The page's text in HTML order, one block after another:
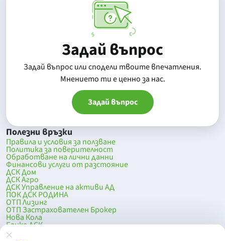
Задай въпрос
Задай въпрос или сподели твоите впечатления.
Mнението ти е ценно за нас.
Задай въпрос
Полезни връзки
Правила и условия за ползване
Политика за поверителност
Обработване на лични данни
Финансови услуги от разстояние
ДСК Дом
ДСК Агро
ДСК Управление на активи АД
ПОК ДСК РОДИНА
ОТП Лизинг
ОТП Застрахователен Брокер
Нова Кола
Банка ДСК
DSK Mobile